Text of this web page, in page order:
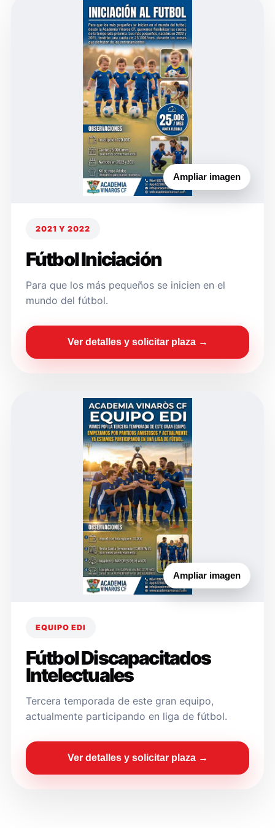
Ampliar imagen
2021 Y 2022
Fútbol Iniciación
Para que los más pequeños se inicien en el
mundo del fútbol.
Ver detalles y solicitar plaza →
Ampliar imagen
EQUIPO EDI
Fútbol Discapacitados
Intelectuales
Tercera temporada de este gran equipo,
actualmente participando en liga de fútbol.
Ver detalles y solicitar plaza →